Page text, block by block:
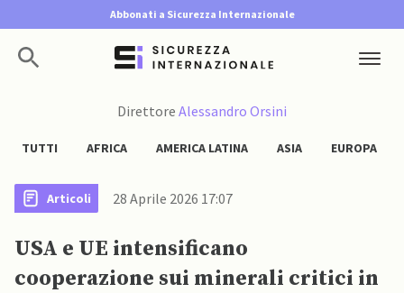
Abbonati a Sicurezza Internazionale
Direttore Alessandro Orsini
TUTTI AFRICA AMERICA LATINA ASIA EUROPA
Articoli 28 Aprile 2026 17:07
USA e UE intensificano
cooperazione sui minerali critici in